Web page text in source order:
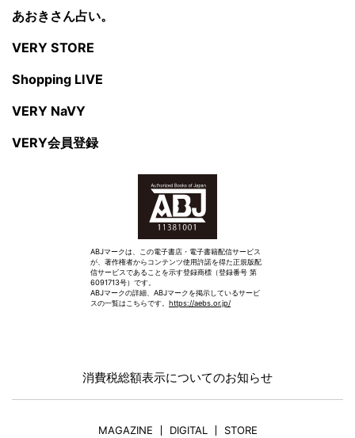
あおきさん占い。
VERY STORE
Shopping LIVE
VERY NaVY
VERY会員登録
ABJマークは、この電子書店・電子書籍配信サービス
が、著作権者からコンテンツ使用許諾を得た正規版配
信サービスであることを示す登録商標（登録番号 第
6091713号）です。
ABJマークの詳細、ABJマークを掲示しているサービ
スの一覧はこちらです。 https://aebs.or.jp/
消費税総額表示についてのお知らせ
MAGAZINE DIGITAL
STORE